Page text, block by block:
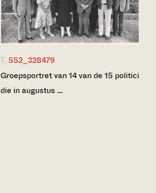
7. 552_328479
Groepsportret van 14 van de 15 politici
die in augustus …